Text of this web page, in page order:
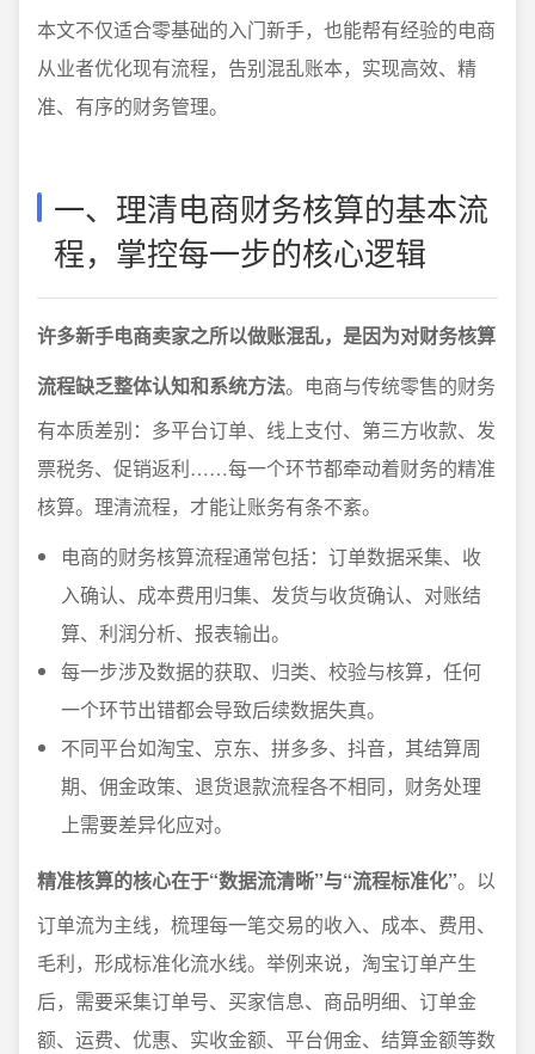
本文不仅适合零基础的入门新手，也能帮有经验的电商
从业者优化现有流程，告别混乱账本，实现高效、精
准、有序的财务管理。
一、理清电商财务核算的基本流
程，掌控每一步的核心逻辑
许多新手电商卖家之所以做账混乱，是因为对财务核算
流程缺乏整体认知和系统方法。电商与传统零售的财务
有本质差别：多平台订单、线上支付、第三方收款、发
票税务、促销返利……每一个环节都牵动着财务的精准
核算。理清流程，才能让账务有条不紊。
电商的财务核算流程通常包括：订单数据采集、收
入确认、成本费用归集、发货与收货确认、对账结
算、利润分析、报表输出。
每一步涉及数据的获取、归类、校验与核算，任何
一个环节出错都会导致后续数据失真。
不同平台如淘宝、京东、拼多多、抖音，其结算周
期、佣金政策、退货退款流程各不相同，财务处理
上需要差异化应对。
精准核算的核心在于“数据流清晰”与“流程标准化”。以
订单流为主线，梳理每一笔交易的收入、成本、费用、
毛利，形成标准化流水线。举例来说，淘宝订单产生
后，需要采集订单号、买家信息、商品明细、订单金
额、运费、优惠、实收金额、平台佣金、结算金额等数